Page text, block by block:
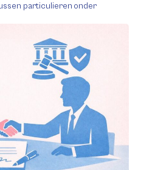
particulieren onder